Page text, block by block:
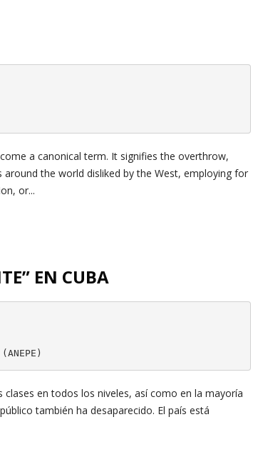
a canonical term. It signifies the overthrow,
the world disliked by the West, employing for
or...
EN CUBA
clases en todos los niveles, así como en la mayoría
también ha desaparecido. El país está